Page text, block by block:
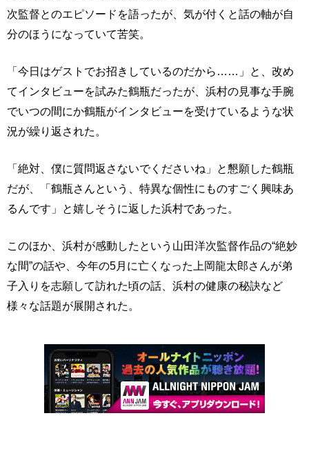
次監督とのエピソードを語ったが、気が付くと話の軸が自
分のほうになっていて苦笑。
「今日はゲストでお招きしているのだから……」と、改め
てインタビューを試みた鶴瓶だったが、浜村の見事な手腕
でいつの間にか鶴瓶がインタビューを受けているような状
況が繰り返された。
「絶対、僕に質問返さないでくださいね」と懇願した鶴瓶
だが、「鶴瓶さんという、特異な個性にものすごく興味あ
るんです」と嬉しそうに返した浜村であった。
このほか、浜村が感動したという山田洋次監督作品の“絶妙
な間”の話や、今年の5月に亡くなった上岡龍太郎さんが弟
子入りを志願して訪れた頃の話、浜村の健康の秘訣など
様々な話題が展開された。